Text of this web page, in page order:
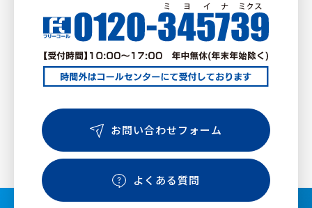
お問い合わせフォーム
よくある質問